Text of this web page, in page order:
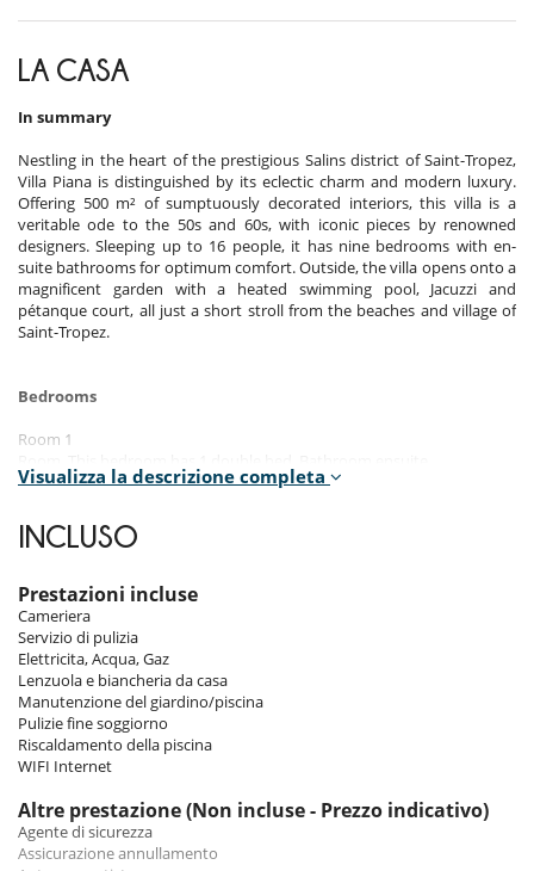
LA CASA
In summary
Nestling in the heart of the prestigious Salins district of Saint-Tropez,
Villa Piana is distinguished by its eclectic charm and modern luxury.
Offering 500 m² of sumptuously decorated interiors, this villa is a
veritable ode to the 50s and 60s, with iconic pieces by renowned
designers. Sleeping up to 16 people, it has nine bedrooms with en-
suite bathrooms for optimum comfort. Outside, the villa opens onto a
magnificent garden with a heated swimming pool, Jacuzzi and
pétanque court, all just a short stroll from the beaches and village of
Saint-Tropez.
Bedrooms
Room 1
Room. This bedroom has 1 double bed. Bathroom ensuite.
Room. This bedroom has 1 double bed. Bathroom ensuite.
Room 4
Room. This bedroom has 1 double bed. Bathroom ensuite.
Room 5
Room. This bedroom has 1 double bed. Bathroom ensuite.
Room 6
Room 7
Room. This bedroom has 1 double bed configurable as a double bed.
Visualizza la descrizione completa
INCLUSO
Prestazioni incluse
Cameriera
Servizio di pulizia
Elettricita, Acqua, Gaz
Lenzuola e biancheria da casa
Manutenzione del giardino/piscina
Pulizie fine soggiorno
Riscaldamento della piscina
WIFI Internet
Altre prestazione (Non incluse - Prezzo indicativo)
Agente di sicurezza
Assicurazione annullamento